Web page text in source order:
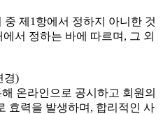
제1항에서 정하지 아니한 것
서 정하는 바에 따르며, 그 외
경)
온라인으로 공시하고 회원의
효력을 발생하며, 합리적인 사